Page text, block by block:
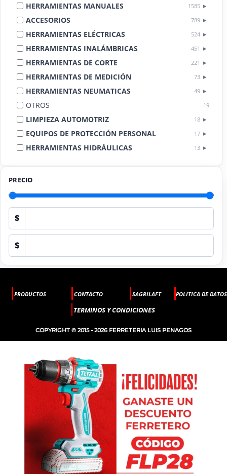
HERRAMIENTAS MANUALES 1585
ACCESORIOS 789
HERRAMIENTAS ELÉCTRICAS 524
HERRAMIENTAS INALÁMBRICAS 451
HERRAMIENTAS DE CORTE 221
HERRAMIENTAS DE MEDICIÓN 73
HERRAMIENTAS NEUMATICAS 49
OTROS 19
LIMPIEZA AUTOMOTRIZ 18
EQUIPOS DE PROTECCIÓN PERSONAL 17
HERRAMIENTAS HIDRÁULICAS 13
PRECIO
$
$
PRODUCTOS CONTACTO SAGRILAFT POLITICA DE DATOS
TERMINOS Y CONDICIONES
COPYRIGHT © 2015 - 2026 FERRETERIA LUIS PENAGOS